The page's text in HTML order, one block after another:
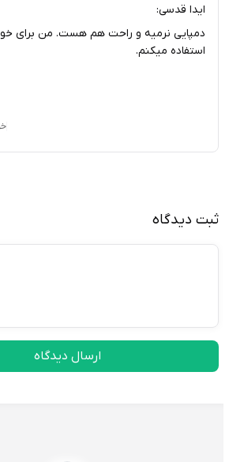
ثبت دیدگاه
ارسال دیدگاه
ایدا قدسی:
دمپایی نرمیه و راحت هم هست. من برای خونه
استفاده میکنم.
خریدار